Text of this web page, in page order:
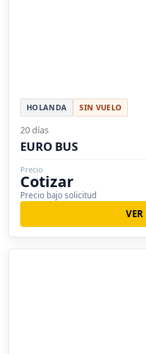
HOLANDA SIN VUELO
20 días
EURO BUS
Precio
Cotizar
Precio bajo solicitud
VER